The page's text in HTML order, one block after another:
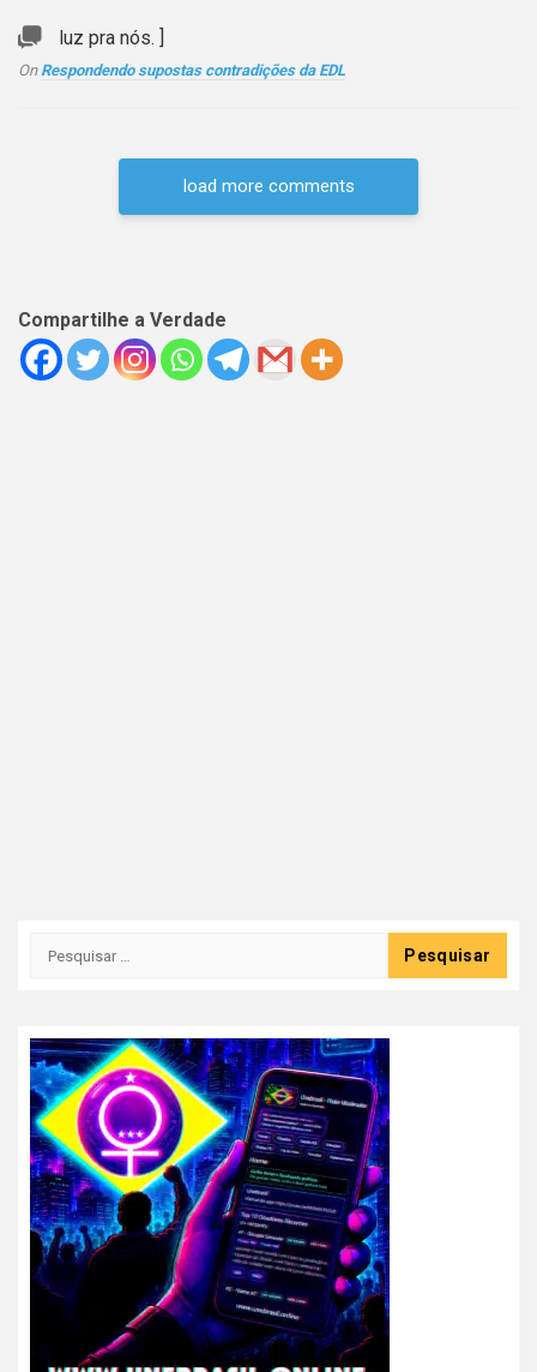
luz pra nós. ]
On Respondendo supostas contradições da EDL
load more comments
Compartilhe a Verdade
Pesquisar